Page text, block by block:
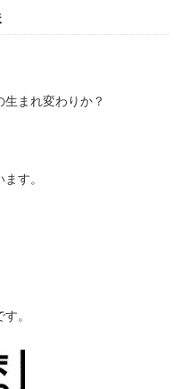
まれ変わりか？
す。
。